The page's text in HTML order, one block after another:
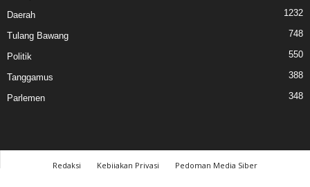
Daerah 1232
Tulang Bawang 748
Politik 550
Tanggamus 388
Parlemen 348
Redaksi Kebijakan Privasi
Pedoman Media Siber